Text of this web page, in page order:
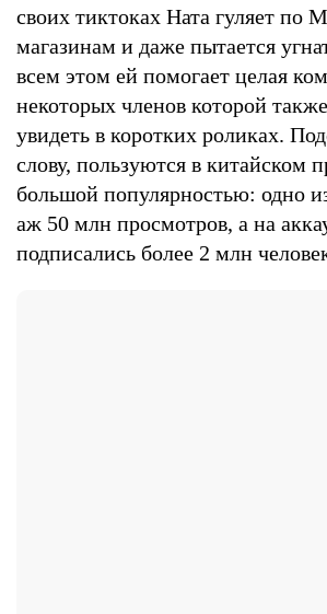
своих тиктоках Ната гуляет по
магазинам и даже пытается
всем этом ей помогает целая
некоторых членов которой
увидеть в коротких роликах.
слову, пользуются в китайском
большой популярностью: одно
аж 50 млн просмотров, а на
подписались более 2 млн